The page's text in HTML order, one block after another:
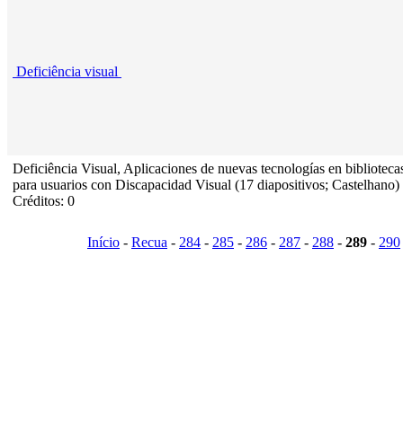
Deficiência visual
Deficiência Visual, Aplicaciones de nuevas tecnologías en
para usuarios con Discapacidad Visual (17 diapositivos; Castelhano)
Créditos: 0
Início - Recua - 284 - 285 - 286 - 287 - 288 - 289 - 290